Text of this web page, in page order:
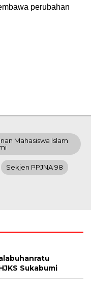
perubahan
Mahasiswa Islam
Sekjen PPJNA 98
Sukabumi